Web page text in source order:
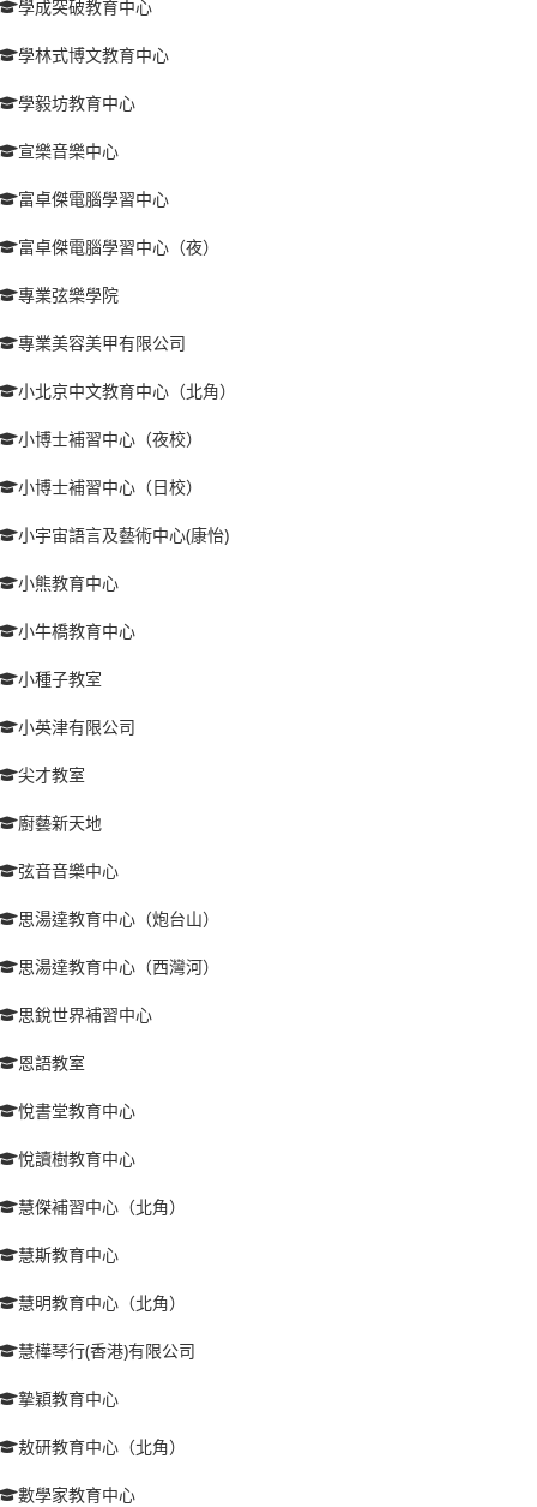
學成突破教育中心
學林式博文教育中心
學毅坊教育中心
宣樂音樂中心
富卓傑電腦學習中心
富卓傑電腦學習中心（夜）
專業弦樂學院
專業美容美甲有限公司
小北京中文教育中心（北角）
小博士補習中心（夜校）
小博士補習中心（日校）
小宇宙語言及藝術中心(康怡)
小熊教育中心
小牛橋教育中心
小種子教室
小英津有限公司
尖才教室
廚藝新天地
弦音音樂中心
思湯達教育中心（炮台山）
思湯達教育中心（西灣河）
思銳世界補習中心
恩語教室
悅書堂教育中心
悅讀樹教育中心
慧傑補習中心（北角）
慧斯教育中心
慧明教育中心（北角）
慧樺琴行(香港)有限公司
摯穎教育中心
敖研教育中心（北角）
數學家教育中心